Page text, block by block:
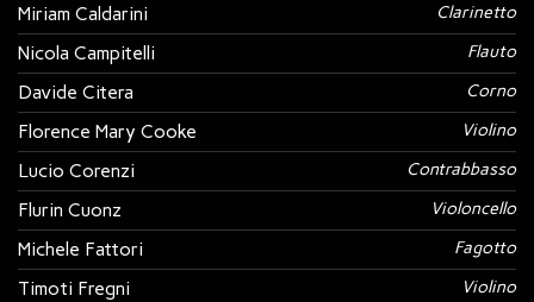
Miriam Caldarini Clarinetto
Nicola Campitelli Flauto
Davide Citera Corno
Florence Mary Cooke Violino
Lucio Corenzi Contrabbasso
Flurin Cuonz Violoncello
Michele Fattori Fagotto
Timoti Fregni Violino